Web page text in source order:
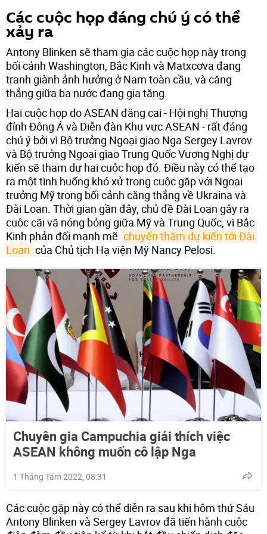
Các cuộc họp đáng chú ý có thể
xảy ra
Antony Blinken sẽ tham gia các cuộc họp này trong
bối cảnh Washington, Bắc Kinh và Matxcơva đang
tranh giành ảnh hưởng ở Nam toàn cầu, và căng
thẳng giữa ba nước đang gia tăng.
Hai cuộc họp do ASEAN đăng cai - Hội nghị Thượng
đỉnh Đông Á và Diễn đàn Khu vực ASEAN - rất đáng
chú ý bởi vì Bộ trưởng Ngoại giao Nga Sergey Lavrov
và Bộ trưởng Ngoại giao Trung Quốc Vương Nghị dự
kiến sẽ tham dự hai cuộc họp đó. Điều này có thể tạo
ra một tình huống khó xử trong cuộc gặp với Ngoại
trưởng Mỹ trong bối cảnh căng thẳng về Ukraina và
Đài Loan. Thời gian gần đây, chủ đề Đài Loan gây ra
cuộc cãi vã nóng bỏng giữa Mỹ và Trung Quốc, vì Bắc
Kinh phản đối mạnh mẽ chuyến thăm dự kiến tới Đài
Loan của Chủ tịch Hạ viện Mỹ Nancy Pelosi.
Chuyên gia Campuchia giải thích việc
ASEAN không muốn cô lập Nga
1 Tháng Tám 2022, 08:31
Các cuộc gặp này có thể diễn ra sau khi hôm thứ Sáu
Antony Blinken và Sergey Lavrov đã tiến hành cuộc